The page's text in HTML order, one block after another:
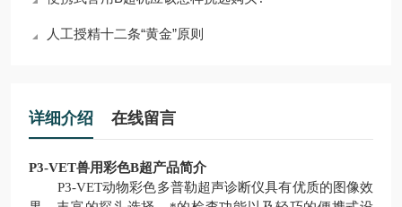
人工授精十二条“黄金”原则
详细介绍 在线留言
P3-VET兽用彩色B超产品简介
P3-VET动物彩色多普勒超声诊断仪具有优质的图像效